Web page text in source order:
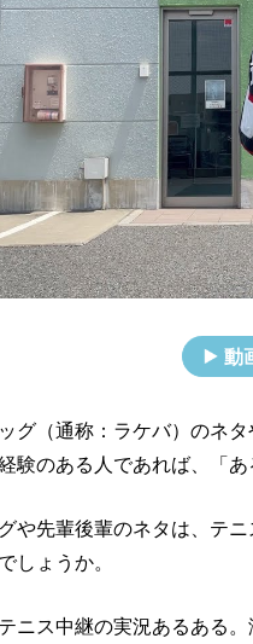
動
グ（通称：ラケバ）のネ
験のある人であれば、「
や先輩後輩のネタは、テ
しょうか。
ニス中継の実況あるある